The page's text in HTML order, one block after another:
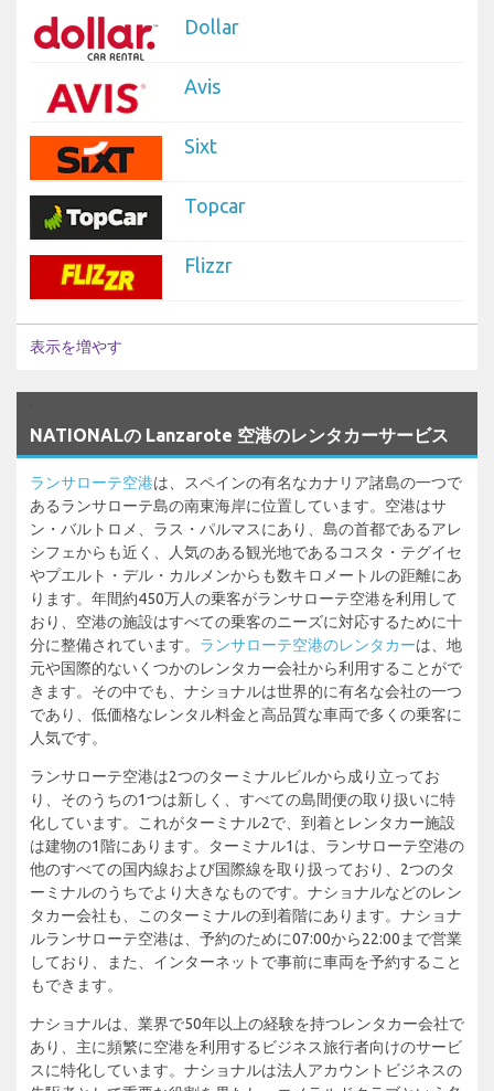
Dollar
Avis
Sixt
Topcar
Flizzr
表示を増やす
NATIONALの Lanzarote 空港のレンタカーサービス
ランサローテ空港は、スペインの有名なカナリア諸島の一つで
あるランサローテ島の南東海岸に位置しています。空港はサ
ン・バルトロメ、ラス・パルマスにあり、島の首都であるアレ
シフェからも近く、人気のある観光地であるコスタ・テグイセ
やプエルト・デル・カルメンからも数キロメートルの距離にあ
ります。年間約450万人の乗客がランサローテ空港を利用して
おり、空港の施設はすべての乗客のニーズに対応するために十
分に整備されています。 ランサローテ空港のレンタカーは、地
元や国際的ないくつかのレンタカー会社から利用することがで
きます。その中でも、ナショナルは世界的に有名な会社の一つ
であり、低価格なレンタル料金と高品質な車両で多くの乗客に
人気です。
ランサローテ空港は2つのターミナルビルから成り立ってお
り、そのうちの1つは新しく、すべての島間便の取り扱いに特
化しています。これがターミナル2で、到着とレンタカー施設
は建物の1階にあります。ターミナル1は、ランサローテ空港の
他のすべての国内線および国際線を取り扱っており、2つのタ
ーミナルのうちでより大きなものです。ナショナルなどのレン
タカー会社も、このターミナルの到着階にあります。ナショナ
ルランサローテ空港は、予約のために07:00から22:00まで営業
しており、また、インターネットで事前に車両を予約すること
もできます。
ナショナルは、業界で50年以上の経験を持つレンタカー会社で
あり、主に頻繁に空港を利用するビジネス旅行者向けのサービ
スに特化しています。ナショナルは法人アカウントビジネスの